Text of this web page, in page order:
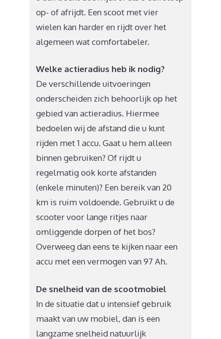
op- of afrijdt. Een scoot met vier
wielen kan harder en rijdt over het
algemeen wat comfortabeler.
Welke actieradius heb ik nodig?
De verschillende uitvoeringen
onderscheiden zich behoorlijk op het
gebied van actieradius. Hiermee
bedoelen wij de afstand die u kunt
rijden met 1 accu. Gaat u hem alleen
binnen gebruiken? Of rijdt u
regelmatig ook korte afstanden
(enkele minuten)? Een bereik van 20
km is ruim voldoende. Gebruikt u de
scooter voor lange ritjes naar
omliggende dorpen of het bos?
Overweeg dan eens te kijken naar een
accu met een vermogen van 97 Ah.
De snelheid van de scootmobiel
In de situatie dat u intensief gebruik
maakt van uw mobiel, dan is een
langzame snelheid natuurlijk